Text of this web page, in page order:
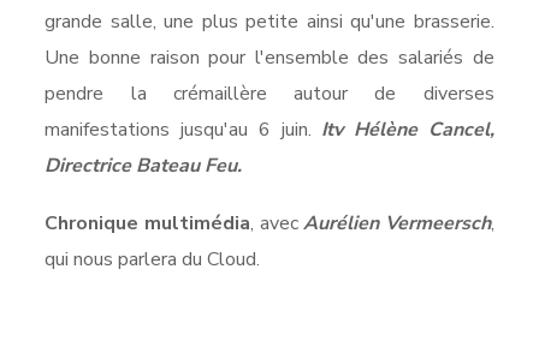
grande salle, une plus petite ainsi qu'une brasserie.
Une bonne raison pour l'ensemble des salariés de
pendre la crémaillère autour de diverses
manifestations jusqu'au 6 juin. Itv Hélène Cancel,
Directrice Bateau Feu.
Chronique multimédia, avecAurélien Vermeersch,
qui nous parlera du Cloud.